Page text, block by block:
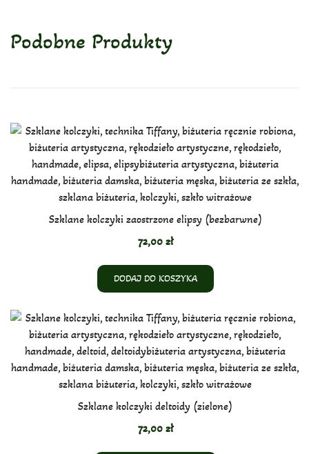
Podobne Produkty
Szklane kolczyki zaostrzone elipsy (bezbarwne)
72,00 zł
DODAJ DO KOSZYKA
Szklane kolczyki deltoidy (zielone)
72,00 zł